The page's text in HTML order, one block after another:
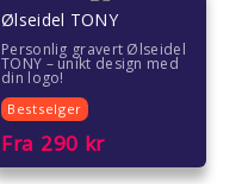
Ølseidel TONY
Personlig gravert Ølseidel
TONY – unikt design med
din logo!
Bestselger
Fra 290 kr